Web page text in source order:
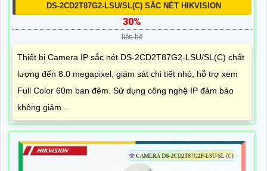
DS-2CD2T87G2-LSU/SL(C) SẮC NÉT HIKVISION
30%
liên hệ
Thiết bị Camera IP sắc nét DS-2CD2T87G2-LSU/SL(C) chất
lượng đến 8.0 megapixel, giám sát chi tiết nhỏ, hỗ trợ xem
Full Color 60m ban đêm. Sử dụng công nghệ IP đảm bảo
không giảm...